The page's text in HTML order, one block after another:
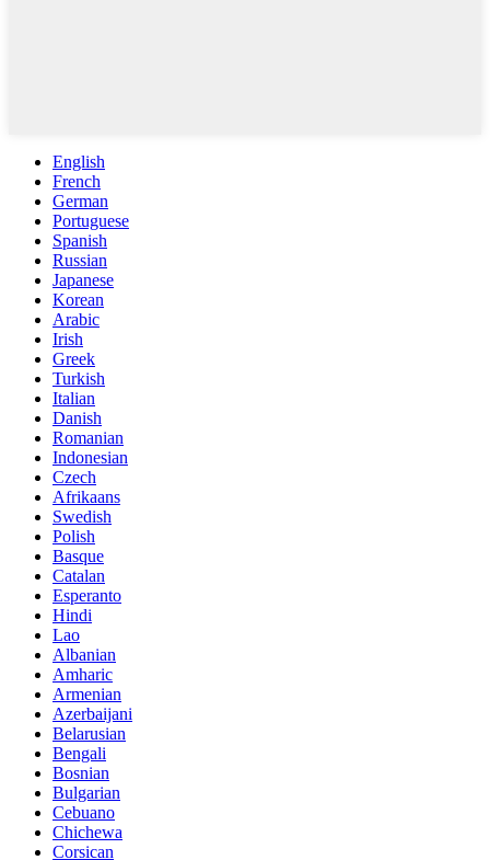
English
French
German
Portuguese
Spanish
Russian
Japanese
Korean
Arabic
Irish
Greek
Turkish
Italian
Danish
Romanian
Indonesian
Czech
Afrikaans
Swedish
Polish
Basque
Catalan
Esperanto
Hindi
Lao
Albanian
Amharic
Armenian
Azerbaijani
Belarusian
Bengali
Bosnian
Bulgarian
Cebuano
Chichewa
Corsican